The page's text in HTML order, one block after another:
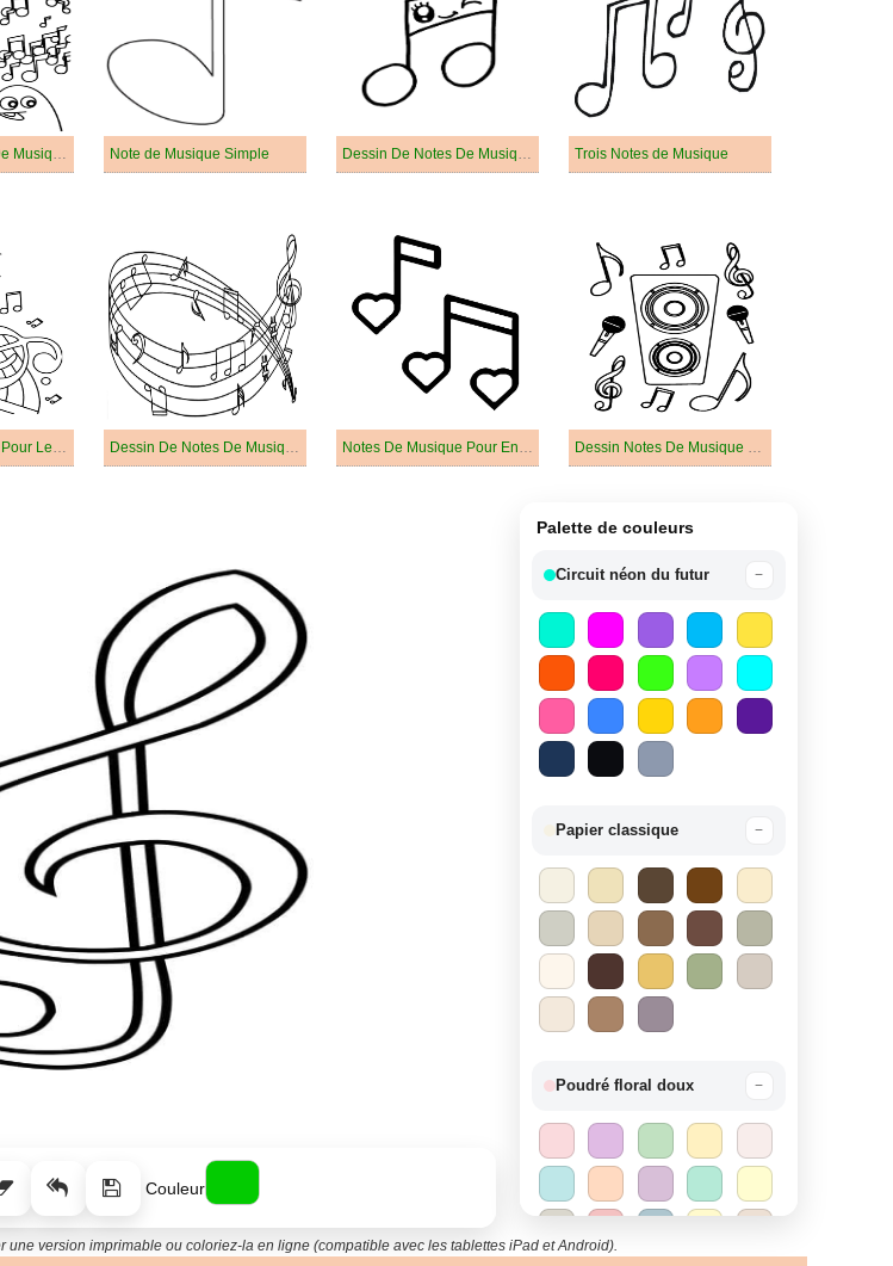
Dessin De Notes De Musique Simple Note de Musique Simple Dessin De Notes De Musique Pour Enfants Trois Notes de Musique
Notes De Musique Pour Les Enfants De 4 An Dessin De Notes De Musique Pour Les Enfants Notes De Musique Pour Enfants Dessin Notes De Musique Pour Les Enfants
Couleur
Palette de couleurs
Circuit néon du futur −
Papier classique −
Poudré floral doux −
une version imprimable ou coloriez-la en ligne (compatible avec les tablettes iPad et Android).